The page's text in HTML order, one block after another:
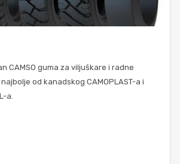
CAMSO guma za viljuškare i radne
od kanadskog CAMOPLAST-a i
a.